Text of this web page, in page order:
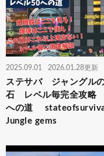
2025.09.01 2026.01.28更新
ステサバ ジャングル
石 レベル毎完全攻略
への道
Jungle gems